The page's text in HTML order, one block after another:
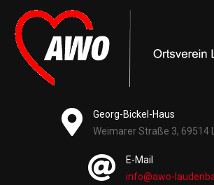
Georg-Bickel-Haus
Weimarer Straße 3, 69514
E-Mail
info@awo-